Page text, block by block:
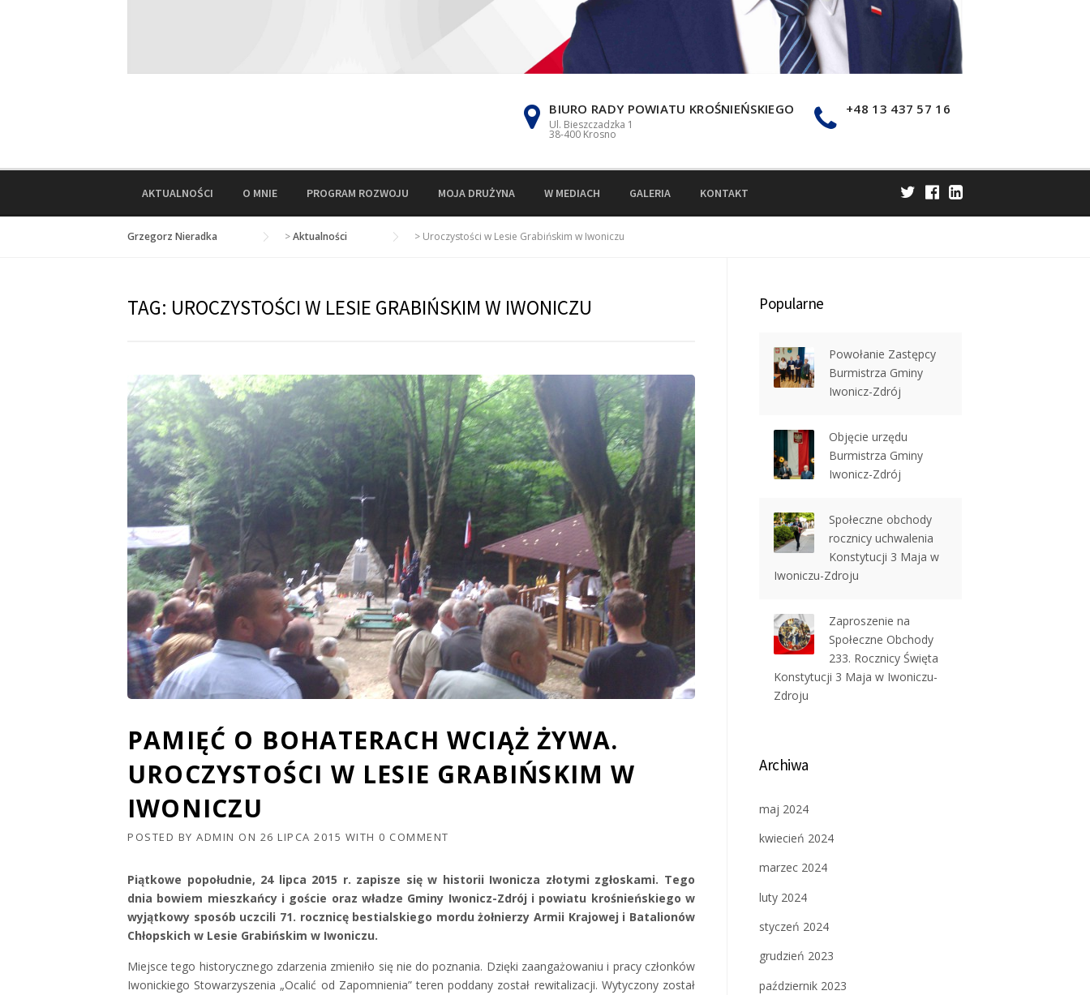
BIURO RADY POWIATU KROŚNIEŃSKIEGO
Ul. Bieszczadzka 1
38-400 Krosno
+48 13 437 57 16
AKTUALNOŚCI O MNIE PROGRAM ROZWOJU MOJA DRUŻYNA W MEDIACH GALERIA KONTAKT
Grzegorz Nieradka >Aktualności > Uroczystości w Lesie Grabińskim w Iwoniczu
TAG: UROCZYSTOŚCI W LESIE GRABIŃSKIM W IWONICZU
PAMIĘĆ O BOHATERACH WCIĄŻ ŻYWA.
UROCZYSTOŚCI W LESIE GRABIŃSKIM W
IWONICZU
POSTED BY ADMIN ON 26 LIPCA 2015 WITH 0 COMMENT
Piątkowe popołudnie, 24 lipca 2015 r. zapisze się w historii Iwonicza złotymi zgłoskami. Tego
dnia bowiem mieszkańcy i goście oraz władze Gminy Iwonicz-Zdrój i powiatu krośnieńskiego w
wyjątkowy sposób uczcili 71. rocznicę bestialskiego mordu żołnierzy Armii Krajowej i Batalionów
Chłopskich w Lesie Grabińskim w Iwoniczu.
Miejsce tego historycznego zdarzenia zmieniło się nie do poznania. Dzięki zaangażowaniu i pracy członków
Iwonickiego Stowarzyszenia „Ocalić od Zapomnienia” teren poddany został rewitalizacji. Wytyczony został
Popularne
Powołanie Zastępcy
Burmistrza Gminy
Iwonicz-Zdrój
Objęcie urzędu
Burmistrza Gminy
Iwonicz-Zdrój
Społeczne obchody
rocznicy uchwalenia
Konstytucji 3 Maja w
Iwoniczu-Zdroju
Zaproszenie na
Społeczne Obchody
233. Rocznicy Święta
Konstytucji 3 Maja w Iwoniczu-
Zdroju
Archiwa
maj 2024
kwiecień 2024
marzec 2024
luty 2024
styczeń 2024
grudzień 2023
październik 2023